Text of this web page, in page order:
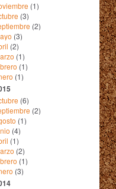
(1)
(3)
(2)
(3)
(2)
(1)
(1)
(1)
(6)
(2)
(1)
(4)
(1)
(2)
(1)
(3)